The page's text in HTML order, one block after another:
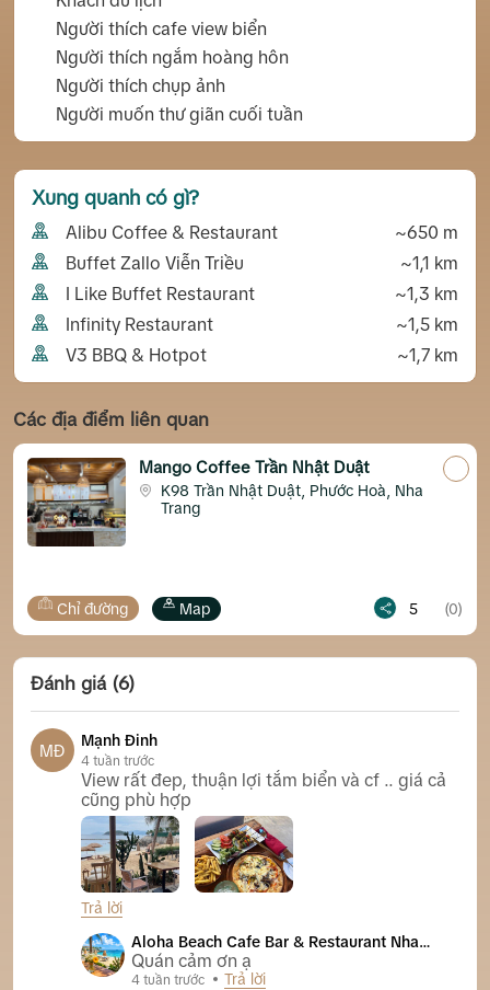
Người thích cafe view biển
Người thích ngắm hoàng hôn
Người thích chụp ảnh
Người muốn thư giãn cuối tuần
Xung quanh có gì?
Alibu Coffee & Restaurant
~650 m
Buffet Zallo Viễn Triều
~1,1 km
I Like Buffet Restaurant
~1,3 km
Infinity Restaurant
~1,5 km
V3 BBQ & Hotpot
~1,7 km
Các địa điểm liên quan
Mango Coffee Trần Nhật Duật
K98 Trần Nhật Duật, Phước Hoà, Nha
Trang
Chỉ đường Map 5 (0)
Đánh giá (6)
MĐ
Mạnh Đinh
4 tuần trước
View rất đep, thuận lợi tắm biển và cf .. giá cả
cũng phù hợp
Trả lời
Aloha Beach Cafe Bar & Restaurant Nha
Trang
Quán cảm ơn ạ
4 tuần trước Trả lời